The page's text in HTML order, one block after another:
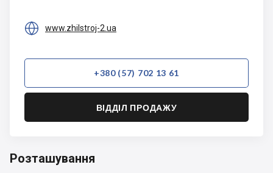
 www.zhilstroj-2.ua
+380 (57) 702 13 61
ВІДДІЛ ПРОДАЖУ
Розташування